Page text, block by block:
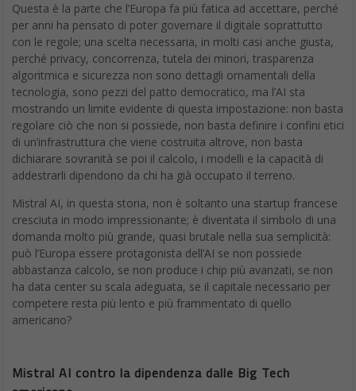
Questa è la parte che l’Europa fa più fatica ad accettare, perché
per anni ha pensato di poter governare il digitale soprattutto
con le regole; una scelta necessaria, in molti casi anche giusta,
perché privacy, concorrenza, tutela dei minori, trasparenza
algoritmica e sicurezza non sono dettagli ornamentali della
tecnologia, sono pezzi del patto democratico, ma l’AI sta
mostrando un limite evidente di questa impostazione: non basta
regolare ciò che non si possiede, non basta definire i confini etici
di un’infrastruttura che viene costruita altrove, non basta
dichiarare sovranità se poi il calcolo, i modelli e la capacità di
addestrarli dipendono da chi ha già occupato il terreno.
Mistral AI, in questa storia, non è soltanto una startup francese
cresciuta in modo impressionante; è diventata il simbolo di una
domanda molto più grande, quasi brutale nella sua semplicità:
può l’Europa essere protagonista dell’AI se non possiede
abbastanza calcolo, se non produce i chip più avanzati, se non
ha data center su scala adeguata, se il capitale necessario per
competere resta più lento e più frammentato di quello
americano?
Mistral AI contro la dipendenza dalle Big Tech